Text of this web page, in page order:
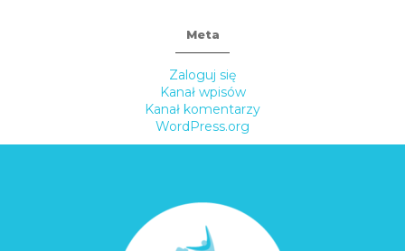
Meta
Zaloguj się
Kanał wpisów
Kanał komentarzy
WordPress.org